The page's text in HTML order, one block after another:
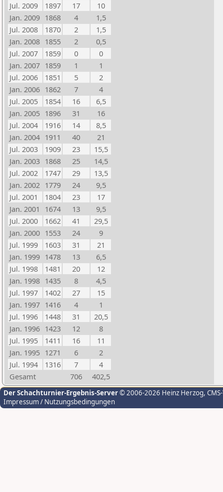
Jul. 2009
1897 17
10
Jan. 2009 1868 4
1,5
Jul. 2008
1870 2
1,5
Jan. 2008 1855 2
0,5
Jul. 2007
1859 0
0
Jan. 2007 1859 1
1
Jul. 2006
1851 5
2
Jan. 2006 1862 7
4
Jul. 2005
1854 16
6,5
Jan. 2005 1896 31
16
Jul. 2004
1916 14
8,5
Jan. 2004 1911 40
21
Jul. 2003
1909 23
15,5
Jan. 2003 1868 25
14,5
Jul. 2002
1747 29
13,5
Jan. 2002 1779 24
9,5
Jul. 2001
1804 23
17
Jan. 2001
1674 13
9,5
Jul. 2000
1662 41
29,5
Jan. 2000 1553 24
9
Jul. 1999
1603 31
21
Jan. 1999 1478 13
6,5
Jul. 1998
1481 20
12
Jan. 1998 1435 8
4,5
Jul. 1997
1402 27
15
Jan. 1997 1416 4
1
Jul. 1996
1448 31
20,5
Jan. 1996 1423 12
8
Jul. 1995
1411 16
11
Jan. 1995 1271 6
2
Jul. 1994
1316 7
4
Gesamt
706 402,5
Der Schachturnier-Ergebnis-Server© 2006-2026 Heinz Herzog,
Impressum / Nutzungsbedingungen